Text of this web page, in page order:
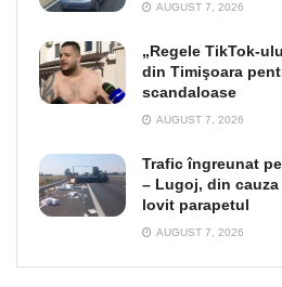
AUGUST 7, 2026
„Regele TikTok-
din Timişoara
scandaloase
AUGUST 7, 2026
Trafic îngreunat
– Lugoj, din
lovit parapetul
AUGUST 7, 2026